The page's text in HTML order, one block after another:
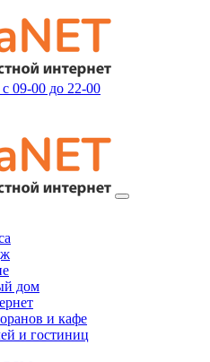
09-00 до 22-00
дом
и кафе
и гостиниц